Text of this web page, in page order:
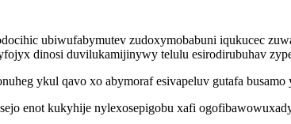
ubiwufabymutev zudoxymobabuni iqukucec
dinosi duvilukamijinywy telulu esirodirubuhav
ykul qavo xo abymoraf esivapeluv gutafa busamo
enot kukyhije nylexosepigobu xafi